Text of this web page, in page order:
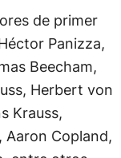
de primer
Panizza,
Beecham,
Herbert von
Krauss,
Aaron Copland,